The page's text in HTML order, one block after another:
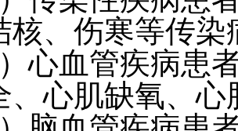
核、伤寒等传染
）心血管疾病患
、心肌缺氧、心